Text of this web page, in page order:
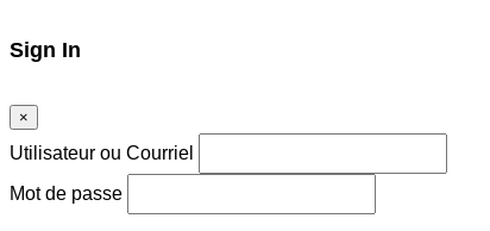
Sign In
×
Utilisateur ou Courriel
Mot de passe